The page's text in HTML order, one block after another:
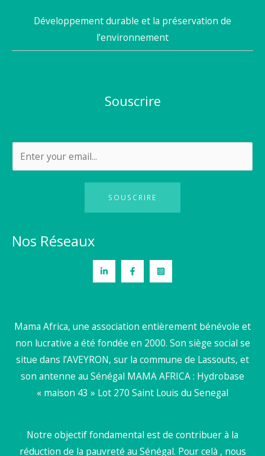
Développement durable et la préservation de
l’environnement
Souscrire
SOUSCRIRE
Nos Réseaux
Mama Africa, une association entièrement bénévole et
non lucrative a été fondée en 2000. Son siège social se
situe dans l’AVEYRON, sur la commune de Lassouts, et
son antenne au Sénégal MAMA AFRICA : Hydrobase
« maison 43 » Lot 270 Saint Louis du Senegal
Notre objectif fondamental est de contribuer à la
réduction de la pauvreté au Sénégal. Pour celà , nous